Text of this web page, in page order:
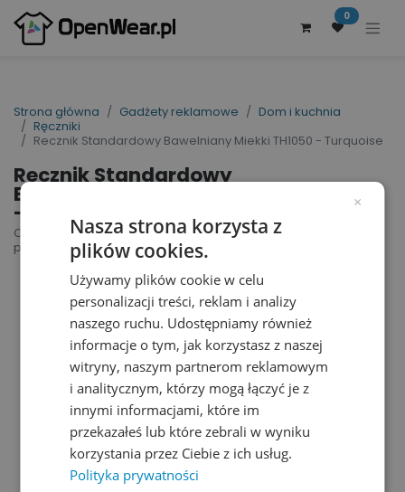
0
Strona główna Gadżety reklamowe
Dom i kuchnia
Ręczniki
Recznik Standardowy Bawelniany Miekki TH1050 - Turquoise
Recznik Standardowy
Bawelniany Miekki TH1050
- Turquoise
Classic Towel | nr art.: TH1050 | nr art.
producenta: T1-50
×
Nasza strona korzysta z
plików cookies.
Używamy plików cookie w celu
personalizacji treści, reklam i analizy
naszego ruchu. Udostępniamy również
informacje o tym, jak korzystasz z naszej
witryny, naszym partnerom reklamowym
i analitycznym, którzy mogą łączyć je z
innymi informacjami, które im
przekazałeś lub które zebrali w wyniku
korzystania przez Ciebie z ich usług.
Polityka prywatności